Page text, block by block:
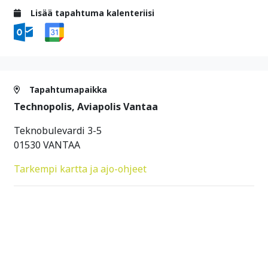
Lisää tapahtuma kalenteriisi
Tapahtumapaikka
Technopolis, Aviapolis Vantaa
Teknobulevardi 3-5
01530 VANTAA
Tarkempi kartta ja ajo-ohjeet